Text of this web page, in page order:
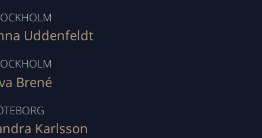
Uddenfeldt
Brené
Karlsson